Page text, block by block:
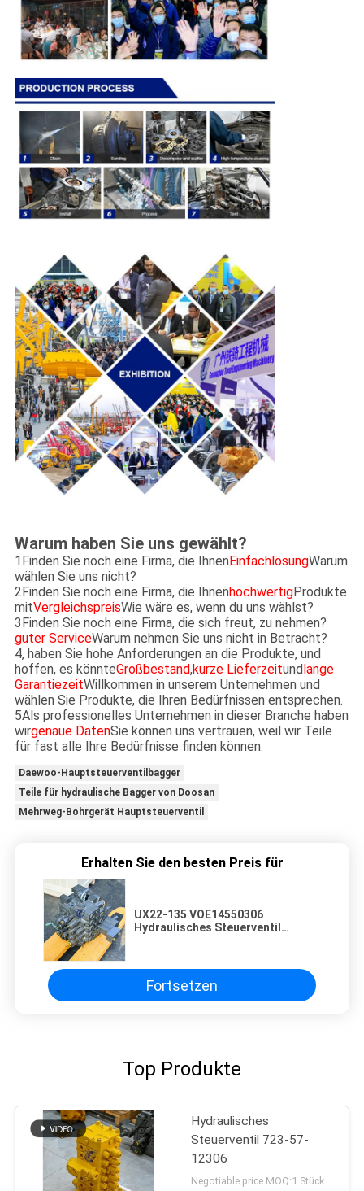
Warum haben Sie uns gewählt?
1Finden Sie noch eine Firma, die Ihnen EinfachlösungWarum
wählen Sie uns nicht?
2Finden Sie noch eine Firma, die IhnenhochwertigProdukte
mitVergleichspreisWie wäre es, wenn du uns wählst?
3Finden Sie noch eine Firma, die sich freut, zu nehmen?
guter ServiceWarum nehmen Sie uns nicht in Betracht?
4, haben Sie hohe Anforderungen an die Produkte, und
hoffen, es könnteGroßbestand,kurze Lieferzeitund lange
GarantiezeitWillkommen in unserem Unternehmen und
wählen Sie Produkte, die Ihren Bedürfnissen entsprechen.
5Als professionelles Unternehmen in dieser Branche haben
wirgenaue DatenSie können uns vertrauen, weil wir Teile
für fast alle Ihre Bedürfnisse finden können.
Daewoo-Hauptsteuerventilbagger
Teile für hydraulische Bagger von Doosan
Mehrweg-Bohrgerät Hauptsteuerventil
Erhalten Sie den besten Preis für
UX22-135 VOE14550306
Hydraulisches Steuerventil
Fortsetzen
Top Produkte
Hydraulisches
Steuerventil 723-57-
12306
Negotiable price MOQ:1 Stück